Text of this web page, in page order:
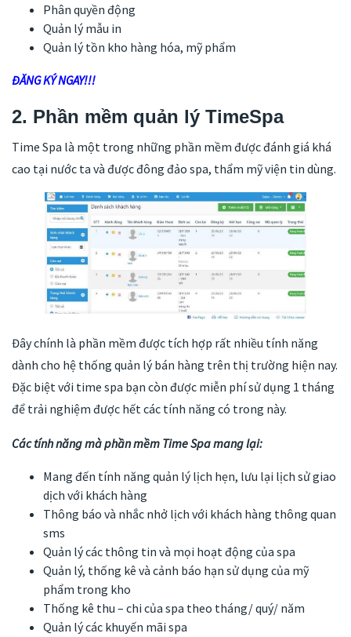
Phân quyền động
Quản lý mẫu in
Quản lý tồn kho hàng hóa, mỹ phẩm
ĐĂNG KÝ NGAY!!!
2. Phần mềm quản lý TimeSpa
Time Spa là một trong những phần mềm được đánh giá khá
cao tại nước ta và được đông đảo spa, thẩm mỹ viện tin dùng.
Đây chính là phần mềm được tích hợp rất nhiều tính năng
dành cho hệ thống quản lý bán hàng trên thị trường hiện nay.
Đặc biệt với time spa bạn còn được miễn phí sử dụng 1 tháng
để trải nghiệm được hết các tính năng có trong này.
Các tính năng mà phần mềm Time Spa mang lại:
Mang đến tính năng quản lý lịch hẹn, lưu lại lịch sử giao
dịch với khách hàng
Thông báo và nhắc nhở lịch với khách hàng thông quan
sms
Quản lý các thông tin và mọi hoạt động của spa
Quản lý, thống kê và cảnh báo hạn sử dụng của mỹ
phẩm trong kho
Thống kê thu – chi của spa theo tháng/ quý/ năm
Quản lý các khuyến mãi spa